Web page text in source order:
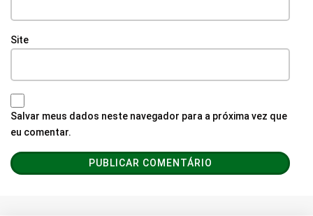
Site
Salvar meus dados neste navegador para a próxima vez que
eu comentar.